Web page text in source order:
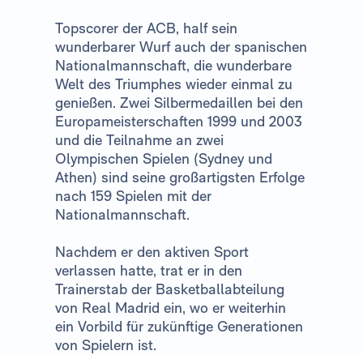
Topscorer der ACB, half sein
wunderbarer Wurf auch der spanischen
Nationalmannschaft, die wunderbare
Welt des Triumphes wieder einmal zu
genießen. Zwei Silbermedaillen bei den
Europameisterschaften 1999 und 2003
und die Teilnahme an zwei
Olympischen Spielen (Sydney und
Athen) sind seine großartigsten Erfolge
nach 159 Spielen mit der
Nationalmannschaft.
Nachdem er den aktiven Sport
verlassen hatte, trat er in den
Trainerstab der Basketballabteilung
von Real Madrid ein, wo er weiterhin
ein Vorbild für zukünftige Generationen
von Spielern ist.